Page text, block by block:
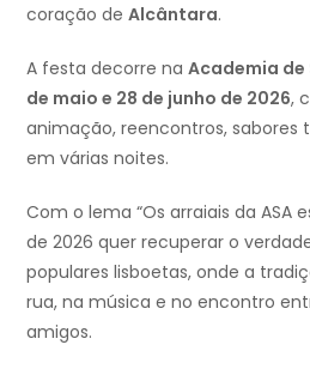
coração de Alcântara.
A festa decorre na Academia
de maio e 28 de junho de 2026,
animação, reencontros, sabores
em várias noites.
Com o lema “Os arraiais da ASA
de 2026 quer recuperar o
populares lisboetas, onde a
rua, na música e no encontro
amigos.